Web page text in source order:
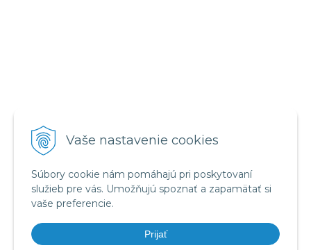
Vaše nastavenie cookies
Súbory cookie nám pomáhajú pri poskytovaní
služieb pre vás. Umožňujú spoznať a zapamätať si
vaše preferencie.
Prijať
Obchodné podmienky
Ochrana osobných údajov